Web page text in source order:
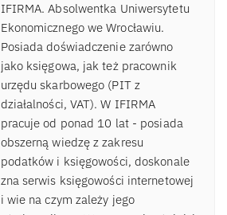
IFIRMA. Absolwentka Uniwersytetu
Ekonomicznego we Wrocławiu.
Posiada doświadczenie zarówno
jako księgowa, jak też pracownik
urzędu skarbowego (PIT z
działalności, VAT). W IFIRMA
pracuje od ponad 10 lat - posiada
obszerną wiedzę z zakresu
podatków i księgowości, doskonale
zna serwis księgowości internetowej
i wie na czym zależy jego